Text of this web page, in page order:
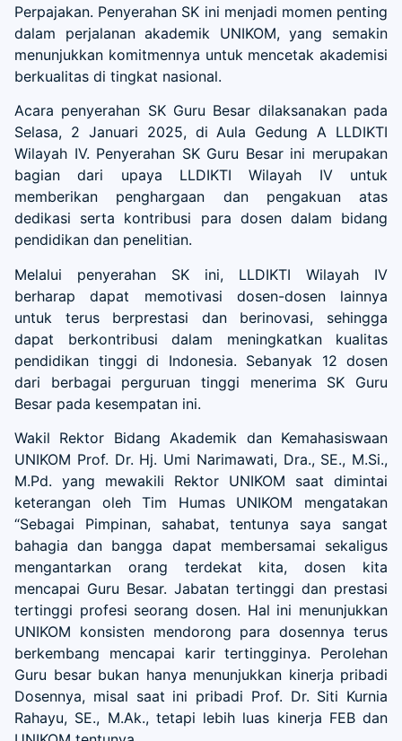
Perpajakan. Penyerahan SK ini menjadi momen penting
dalam perjalanan akademik UNIKOM, yang semakin
menunjukkan komitmennya untuk mencetak akademisi
berkualitas di tingkat nasional.
Acara penyerahan SK Guru Besar dilaksanakan pada
Selasa, 2 Januari 2025, di Aula Gedung A LLDIKTI
Wilayah IV. Penyerahan SK Guru Besar ini merupakan
bagian dari upaya LLDIKTI Wilayah IV untuk
memberikan penghargaan dan pengakuan atas
dedikasi serta kontribusi para dosen dalam bidang
pendidikan dan penelitian.
Melalui penyerahan SK ini, LLDIKTI Wilayah IV
berharap dapat memotivasi dosen-dosen lainnya
untuk terus berprestasi dan berinovasi, sehingga
dapat berkontribusi dalam meningkatkan kualitas
pendidikan tinggi di Indonesia. Sebanyak 12 dosen
dari berbagai perguruan tinggi menerima SK Guru
Besar pada kesempatan ini.
Wakil Rektor Bidang Akademik dan Kemahasiswaan
UNIKOM Prof. Dr. Hj. Umi Narimawati, Dra., SE., M.Si.,
M.Pd. yang mewakili Rektor UNIKOM saat dimintai
keterangan oleh Tim Humas UNIKOM mengatakan
“Sebagai Pimpinan, sahabat, tentunya saya sangat
bahagia dan bangga dapat membersamai sekaligus
mengantarkan orang terdekat kita, dosen kita
mencapai Guru Besar. Jabatan tertinggi dan prestasi
tertinggi profesi seorang dosen. Hal ini menunjukkan
UNIKOM konsisten mendorong para dosennya terus
berkembang mencapai karir tertingginya. Perolehan
Guru besar bukan hanya menunjukkan kinerja pribadi
Dosennya, misal saat ini pribadi Prof. Dr. Siti Kurnia
Rahayu, SE., M.Ak., tetapi lebih luas kinerja FEB dan